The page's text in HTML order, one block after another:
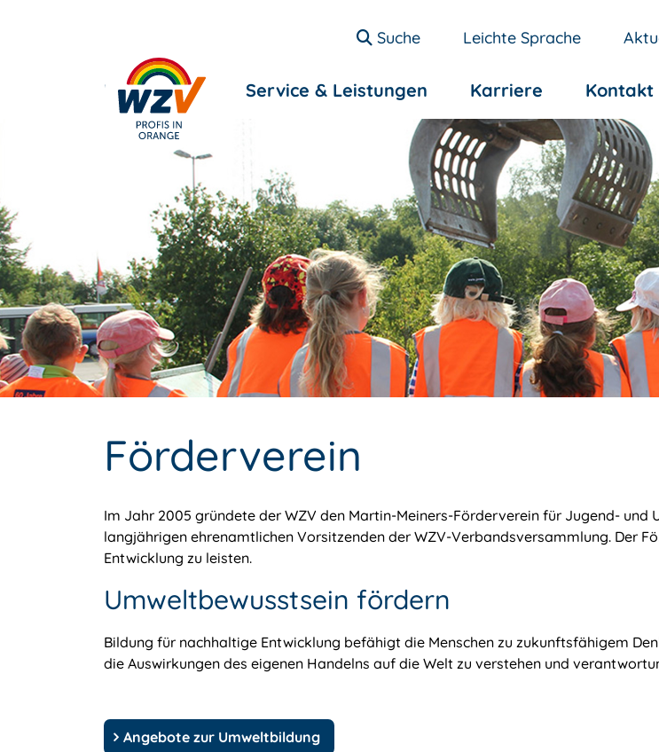
Suche Leichte Sprache
Entsorgung Service & Leistungen Karriere Kontakt
Förderverein
Im Jahr 2005 gründete der WZV den Martin-Meiners-Förderverein für Jugend- und
langjährigen ehrenamtlichen Vorsitzenden der WZV-Verbandsversammlung. Der
Entwicklung zu leisten.
Umweltbewusstsein fördern
Bildung für nachhaltige Entwicklung befähigt die Menschen zu zukunftsfähigem
die Auswirkungen des eigenen Handelns auf die Welt zu verstehen und
Angebote zur Umweltbildung